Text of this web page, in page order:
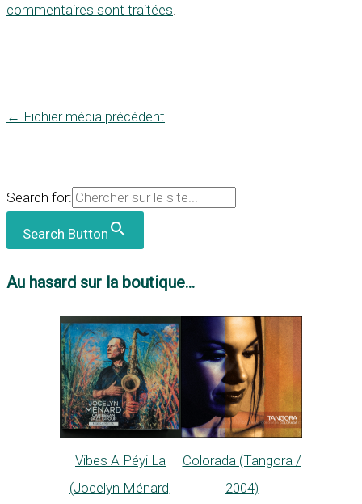
commentaires sont traitées.
← Fichier média précédent
Search for:
Search Button
Au hasard sur la boutique...
Vibes A Péyi La
(Jocelyn Ménard,
Colorada (Tangora /
2004)